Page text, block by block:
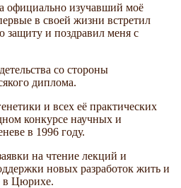
официально изучавший моё
в своей жизни встретил
защиту и поздравил меня с
со стороны
диплома.
и всех её практических
конкурсе научных и
в 1996 году.
на чтение лекций и
новых разработок жить и
в Цюрихе.